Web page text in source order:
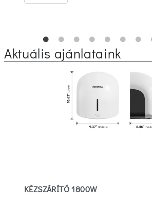
Aktuális ajánlataink
KÉZSZÁRÍTÓ 1800W